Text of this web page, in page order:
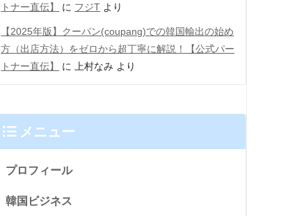
トナー直伝】
に フジT より
【2025年版】クーパン(coupang)での韓国輸出の始め
方（出店方法）をゼロから超丁寧に解説！【公式パー
トナー直伝】
に 上村なみ より
メニュー
プロフィール
韓国ビジネス